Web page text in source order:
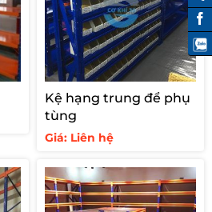
Kệ hạng trung để phụ
tùng
Giá: Liên hệ